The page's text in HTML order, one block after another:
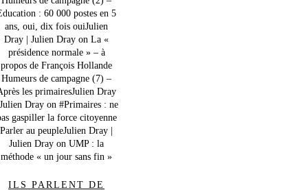
: 60 000 postes en 5
ans, oui, dix fois ouiJulien
Dray | Julien Dray on La «
présidence normale » – à
propos de François Hollande
Humeurs de campagne (7) –
les primairesJulien Dray
Dray on #Primaires : ne
gaspiller la force citoyenne
Parler au peupleJulien Dray |
Julien Dray on UMP : la
méthode « un jour sans fin »
ILS PARLENT DE